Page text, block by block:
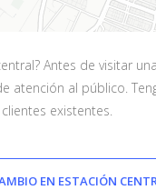
Antes de visitar
al público.
existentes.
EN ESTACIÓN